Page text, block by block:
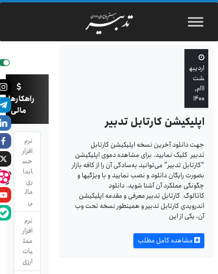
اردیبه
شت
۱۱ام,
۱۴۰۰
اپلیکیشن کارتابل تدبیر
جهت دانلود آخرین نسخه اپلیکیشن کارتابل
تدبیر کلیک نمایید. برای مشاهده دموی اپلیکیشن
“کارتابل تدبیر” می‌توانید به‌سادگی آن را از کافه بازار
بصورت رایگان دانلود و نصب نمایید و با ویژگیها و
چگونگی عملکرد آن آشنا شوید.‌ دانلود
کاتالوگ کارتابل تدبیر معرفی و مقدمه اپلیکیشن
اندرویدی کارتابل تدبیر و همینطور نسخه تحت وب
آن، یکی از این
مشاهده کامل مطلب
راهکارهای
مالی
نرم
افزار
حس
ابدا
ری
مال
ی
نرم
افزار
عمل
یات
ارزی